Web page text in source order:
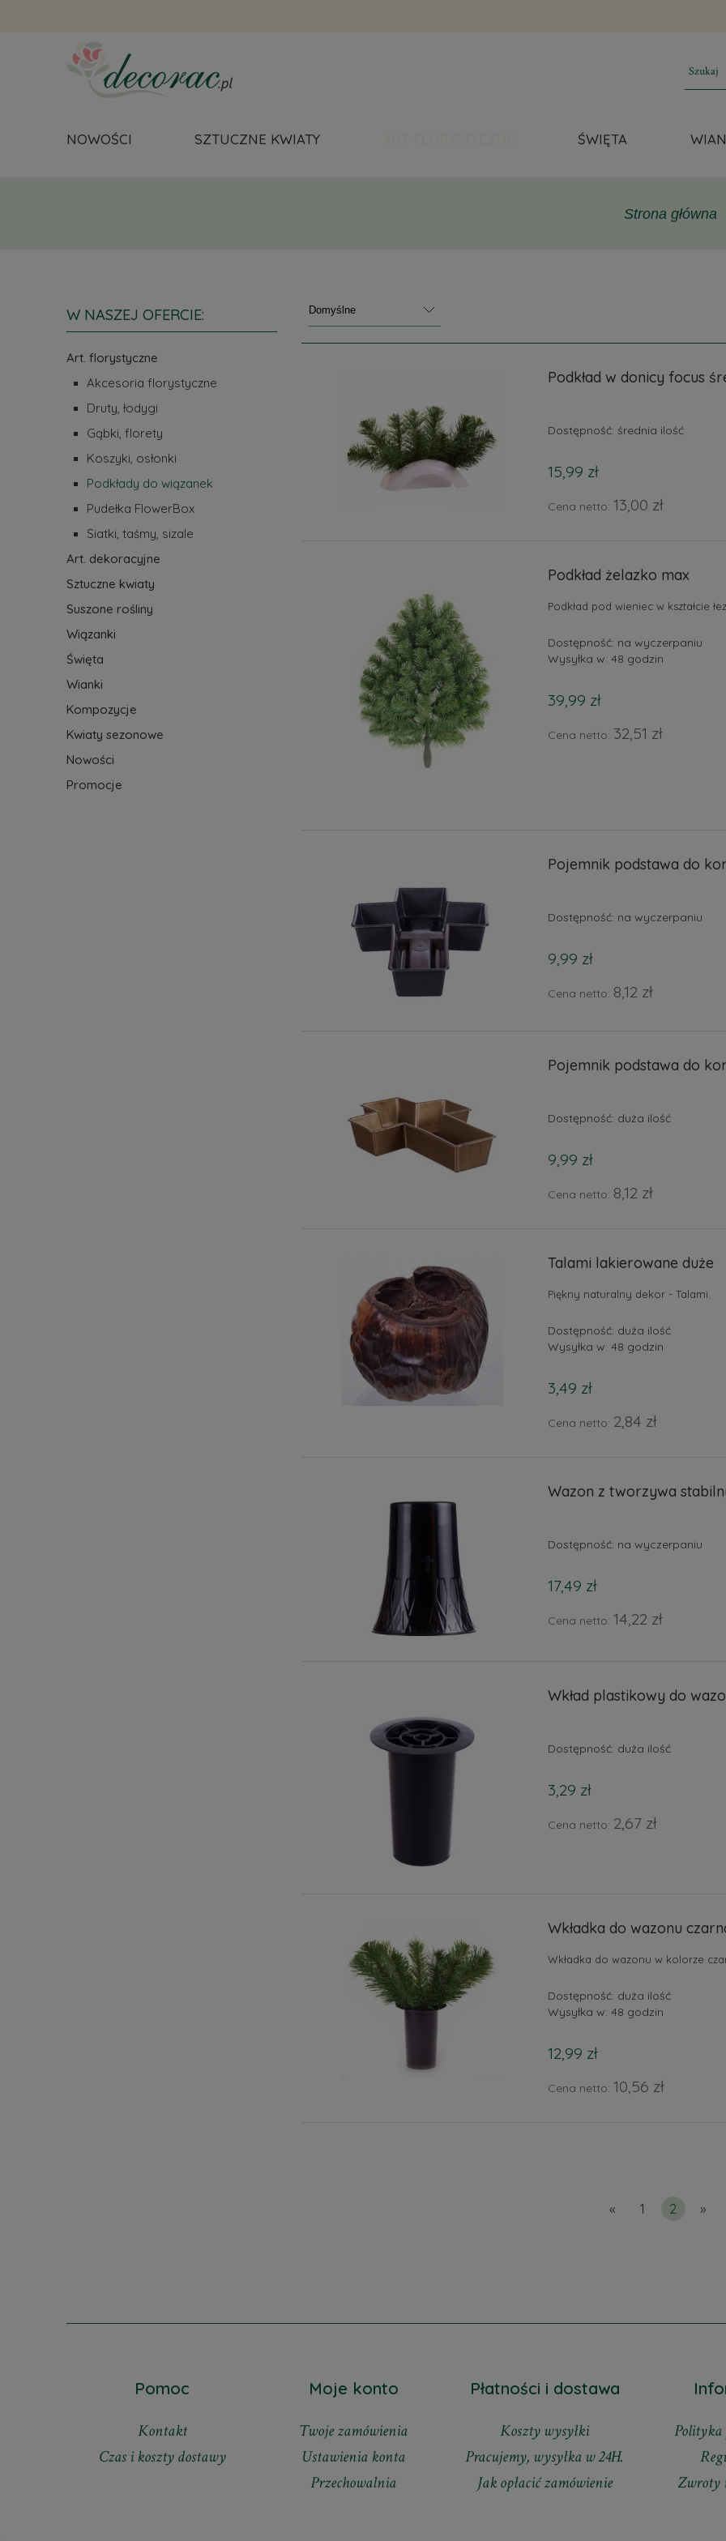
NOWOŚCI SZTUCZNE KWIATY ŚWIĘTA
W NASZEJ OFERCIE:
Art. florystyczne
Akcesoria florystyczne
Druty, łodygi
Gąbki, florety
Koszyki, osłonki
Podkłady do wiązanek
Pudełka FlowerBox
Siatki, taśmy, sizale
Art. dekoracyjne
Sztuczne kwiaty
Suszone rośliny
Wiązanki
Święta
Wianki
Kompozycje
Kwiaty sezonowe
Nowości
Promocje
Podkład w donicy focus
Dostępność: średnia ilość
15,99 zł
Cena netto: 13,00 zł
Podkład żelazko max
Podkład pod wieniec w kształcie
Dostępność: na wyczerpaniu
Wysyłka w: 48 godzin
39,99 zł
Cena netto: 32,51 zł
Pojemnik podstawa do
Dostępność: na wyczerpaniu
9,99 zł
Cena netto: 8,12 zł
Pojemnik podstawa do
Dostępność: duża ilość
9,99 zł
Cena netto: 8,12 zł
Talami lakierowane duże
Piękny naturalny dekor - Talami.
Dostępność: duża ilość
Wysyłka w: 48 godzin
3,49 zł
Cena netto: 2,84 zł
Wazon z tworzywa
Dostępność: na wyczerpaniu
17,49 zł
Cena netto: 14,22 zł
Wkład plastikowy do
Dostępność: duża ilość
3,29 zł
Cena netto: 2,67 zł
Wkładka do wazonu
Wkładka do wazonu w kolorze
Dostępność: duża ilość
Wysyłka w: 48 godzin
12,99 zł
Cena netto: 10,56 zł
« 1 2 »
Pomoc
Kontakt
Czas i koszty dostawy
Moje konto
Twoje zamówienia
Ustawienia konta
Przechowalnia
Płatności i dostawa
Koszty wysyłki
Pracujemy, wysyłka w 24H.
Jak opłacić zamówienie
Zwroty